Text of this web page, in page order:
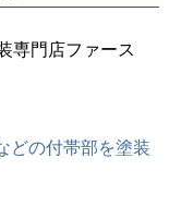
専門店ファース
どの付帯部を塗装